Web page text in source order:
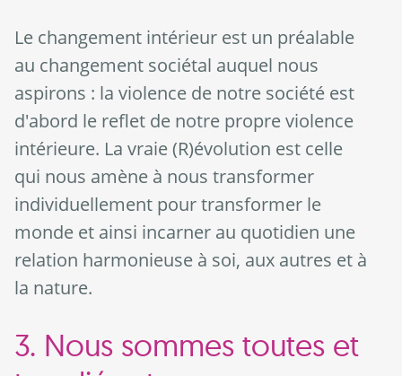
Le changement intérieur est un préalable
au changement sociétal auquel nous
aspirons : la violence de notre société est
d'abord le reflet de notre propre violence
intérieure. La vraie (R)évolution est celle
qui nous amène à nous transformer
individuellement pour transformer le
monde et ainsi incarner au quotidien une
relation harmonieuse à soi, aux autres et à
la nature.
3. Nous sommes toutes et